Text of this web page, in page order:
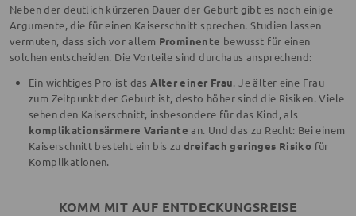
Neben der deutlich kürzeren Dauer der Geburt gibt es noch einige
Argumente, die für einen Kaiserschnitt sprechen. Studien lassen
vermuten, dass sich vor allem Prominente bewusst für einen
solchen entscheiden. Die Vorteile sind durchaus ansprechend:
Ein wichtiges Pro ist dasAlter einer Frau. Je älter eine Frau
zum Zeitpunkt der Geburt ist, desto höher sind die Risiken. Viele
sehen den Kaiserschnitt, insbesondere für das Kind, als
komplikationsärmere Variante an. Und das zu Recht: Bei einem
Kaiserschnitt besteht ein bis zu dreifach geringes Risiko für
Komplikationen.
KOMM MIT AUF ENTDECKUNGSREISE